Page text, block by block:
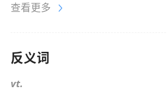
查看更多
反义词
vt.